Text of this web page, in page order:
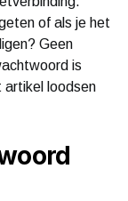
of als je het
Geen
is
artikel loodsen